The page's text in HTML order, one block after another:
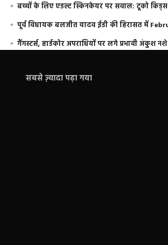
बच्चों के लिए एडल्ट स्किनकेयर पर सवाल: टूको
पूर्व विधायक बलजीत यादव ईडी की हिरासत में
गैंगस्टर्स, हार्डकोर अपराधियों पर लगे प्रभावी अंकुश
सबसे ज़्यादा पढ़ा गया